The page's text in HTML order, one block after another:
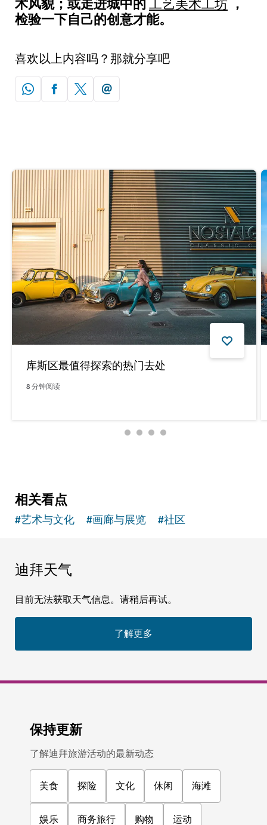
工艺美术工坊
检验一下自己的创意才能。
喜欢以上内容吗？那就分享吧
库斯区最值得探索的热门去处
8分钟阅读
相关看点
#艺术与文化 #画廊与展览 #社区
迪拜天气
目前无法获取天气信息。请稍后再试。
了解更多
保持更新
了解迪拜旅游活动的最新动态
美食 探险 文化 休闲 海滩
娱乐 商务旅行 购物 运动